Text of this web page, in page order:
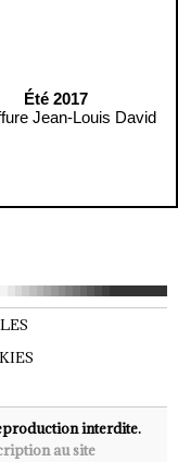
Été 2017
interdite.
au site